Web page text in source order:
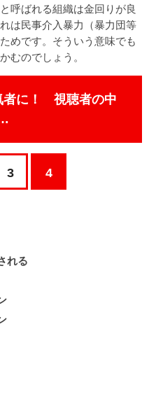
呼ばれる組織は金回りが良
は民事介入暴力（暴力団等
めです。そういう意味でも
むのでしょう。
者に！ 視聴者の中
3 4
れる